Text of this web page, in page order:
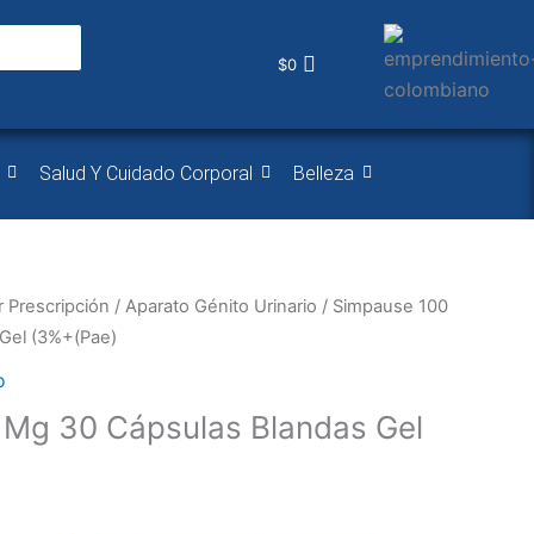
$0
Salud Y Cuidado Corporal Belleza
Prescripción / Aparato Génito Urinario / Simpause 100
(3%+(Pae)
30 Cápsulas Blandas Gel